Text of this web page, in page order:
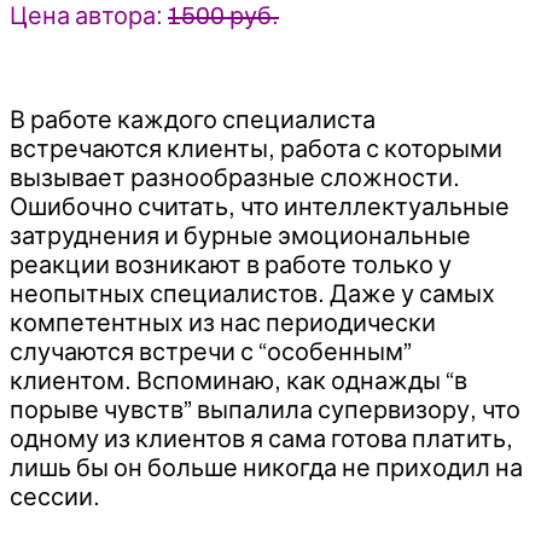
Цена автора: 1500 руб.
В работе каждого специалиста
встречаются клиенты, работа с которыми
вызывает разнообразные сложности.
Ошибочно считать, что интеллектуальные
затруднения и бурные эмоциональные
реакции возникают в работе только у
неопытных специалистов. Даже у самых
компетентных из нас периодически
случаются встречи с “особенным”
клиентом. Вспоминаю, как однажды “в
порыве чувств” выпалила супервизору, что
одному из клиентов я сама готова платить,
лишь бы он больше никогда не приходил на
сессии.